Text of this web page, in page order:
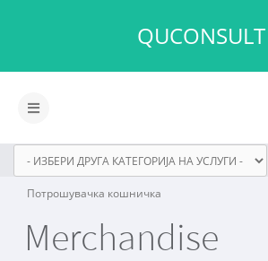
QUCONSULT
Вклучете
навигацијата
Потрошувачка кошничка
Merchandise